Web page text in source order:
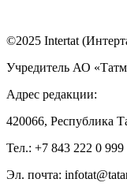
©2025 Intertat
Учредитель АО
Адрес редакции:
420066, Республика
Тел.: +7 843 222 0 999
Эл. почта: